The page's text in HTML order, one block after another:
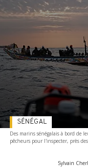
Des marins sénégalais à bord de
pêcheurs pour l'inspecter, près
Sylvain
SÉNÉGAL